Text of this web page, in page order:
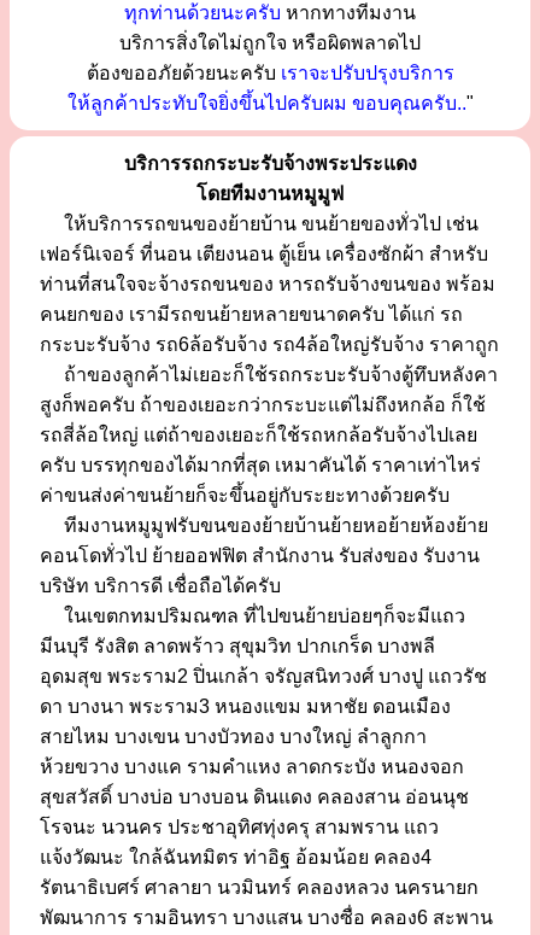
ทุกท่านด้วยนะครับ หากทางทีมงาน
บริการสิ่งใดไม่ถูกใจ หรือผิดพลาดไป
ต้องขออภัยด้วยนะครับ เราจะปรับปรุงบริการ
ให้ลูกค้าประทับใจยิ่งขึ้นไปครับผม ขอบคุณครับ.."
บริการรถกระบะรับจ้างพระประแดง
โดยทีมงานหมูมูฟ
ให้บริการรถขนของย้ายบ้าน ขนย้ายของทั่วไป เช่น
เฟอร์นิเจอร์ ที่นอน เตียงนอน ตู้เย็น เครื่องซักผ้า สำหรับ
ท่านที่สนใจจะจ้างรถขนของ หารถรับจ้างขนของ พร้อม
คนยกของ เรามีรถขนย้ายหลายขนาดครับ ได้แก่ รถ
กระบะรับจ้าง รถ6ล้อรับจ้าง รถ4ล้อใหญ่รับจ้าง ราคาถูก
ถ้าของลูกค้าไม่เยอะก็ใช้รถกระบะรับจ้างตู้ทึบหลังคา
สูงก็พอครับ ถ้าของเยอะกว่ากระบะแต่ไม่ถึงหกล้อ ก็ใช้
รถสี่ล้อใหญ่ แต่ถ้าของเยอะก็ใช้รถหกล้อรับจ้างไปเลย
ครับ บรรทุกของได้มากที่สุด เหมาคันได้ ราคาเท่าไหร่
ค่าขนส่งค่าขนย้ายก็จะขึ้นอยู่กับระยะทางด้วยครับ
ทีมงานหมูมูฟรับขนของย้ายบ้านย้ายหอย้ายห้องย้าย
คอนโดทั่วไป ย้ายออฟฟิต สำนักงาน รับส่งของ รับงาน
บริษัท บริการดี เชื่อถือได้ครับ
ในเขตกทมปริมณฑล ที่ไปขนย้ายบ่อยๆก็จะมีแถว
มีนบุรี รังสิต ลาดพร้าว สุขุมวิท ปากเกร็ด บางพลี
อุดมสุข พระราม2 ปิ่นเกล้า จรัญสนิทวงศ์ บางปู แถวรัช
ดา บางนา พระราม3 หนองแขม มหาชัย ดอนเมือง
สายไหม บางเขน บางบัวทอง บางใหญ่ ลำลูกกา
ห้วยขวาง บางแค รามคำแหง ลาดกระบัง หนองจอก
สุขสวัสดิ์ บางบ่อ บางบอน ดินแดง คลองสาน อ่อนนุช
โรจนะ นวนคร ประชาอุทิศทุ่งครุ สามพราน แถว
แจ้งวัฒนะ ใกล้ฉันทมิตร ท่าอิฐ อ้อมน้อย คลอง4
รัตนาธิเบศร์ ศาลายา นวมินทร์ คลองหลวง นครนายก
พัฒนาการ รามอินทรา บางแสน บางซื่อ คลอง6 สะพาน